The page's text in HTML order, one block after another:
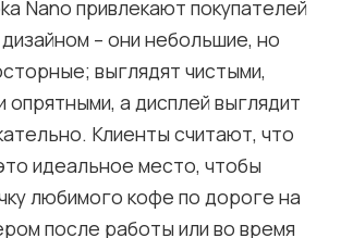
Nano привлекают покупателей
– они небольшие, но
выглядят чистыми,
опрятными, а дисплей выглядит
Клиенты считают, что
идеальное место, чтобы
любимого кофе по дороге на
после работы или во время